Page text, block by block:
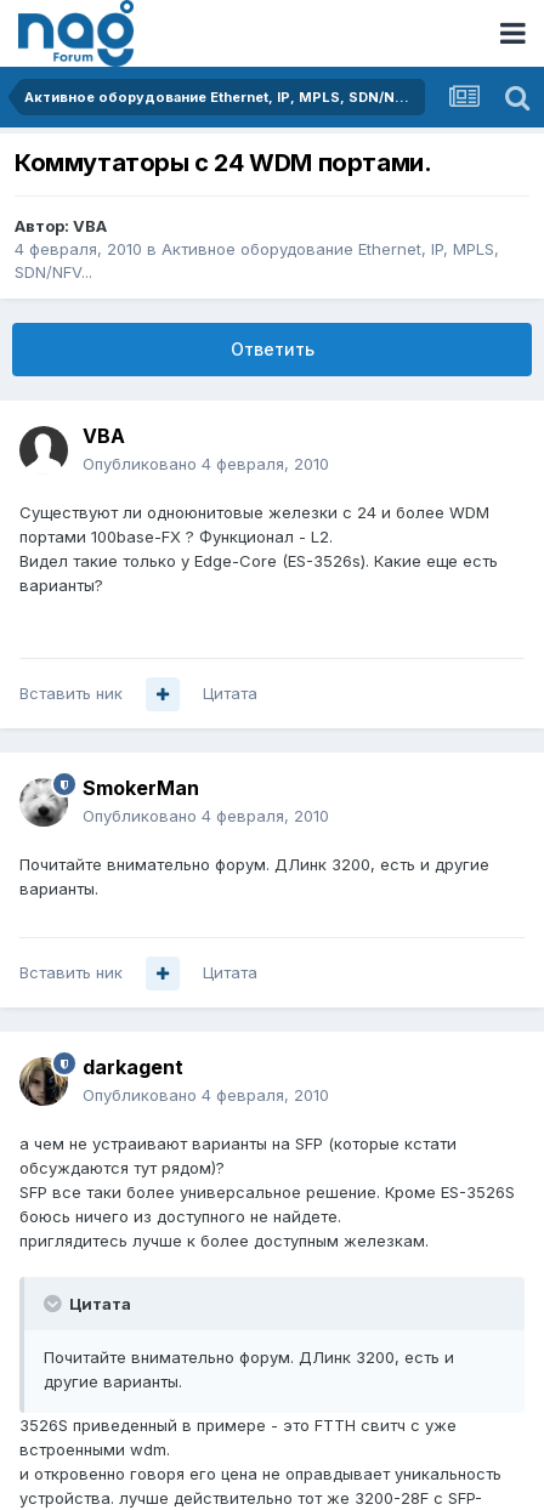
Активное оборудование Ethernet, IP, MPLS, SDN/NFV...
Коммутаторы с 24 WDM портами.
Автор: VBA
4 февраля, 2010 в Активное оборудование Ethernet, IP, MPLS,
SDN/NFV...
Ответить
VBA
Опубликовано 4 февраля, 2010
Существуют ли одноюнитовые железки с 24 и более WDM
портами 100base-FX ? Функционал - L2.
Видел такие только у Edge-Core (ES-3526s). Какие еще есть
варианты?
Вставить ник Цитата
SmokerMan
Опубликовано 4 февраля, 2010
Почитайте внимательно форум. ДЛинк 3200, есть и другие
варианты.
Вставить ник Цитата
darkagent
Опубликовано 4 февраля, 2010
а чем не устраивают варианты на SFP (которые кстати
обсуждаются тут рядом)?
SFP все таки более универсальное решение. Кроме ES-3526S
боюсь ничего из доступного не найдете.
приглядитесь лучше к более доступным железкам.
Цитата
Почитайте внимательно форум. ДЛинк 3200, есть и
другие варианты.
3526S приведенный в примере - это FTTH свитч с уже
встроенными wdm.
и откровенно говоря его цена не оправдывает уникальность
устройства. лучше действительно тот же 3200-28F с SFP-